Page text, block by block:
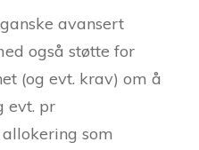
avansert
også støtte for
(og evt. krav) om å
evt. pr
som